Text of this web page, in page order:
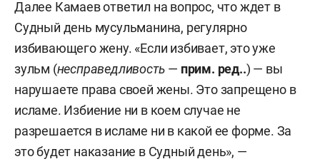
Далее Камаев ответил на вопрос, что ждет в
Судный день мусульманина, регулярно
избивающего жену. «Если избивает, это уже
зульм (несправедливость — прим. ред..) — вы
нарушаете права своей жены. Это запрещено в
исламе. Избиение ни в коем случае не
разрешается в исламе ни в какой ее форме. За
это будет наказание в Судный день», —